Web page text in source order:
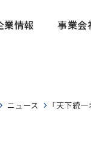
業情報
事業会
ニュース 「天下統